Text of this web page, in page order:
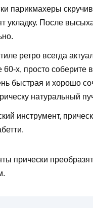
парикмахеры
укладку. После
ретро всегда
60-х, просто
быстрая и хорошо
натуральный
инструмент,
прически